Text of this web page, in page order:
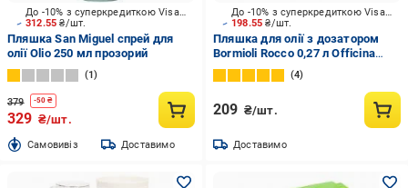
312.55₴/шт.
До -10% з суперкредиткою Visa Вигода
Пляшка San Miguel спрей для
олії Olio 250 мл прозорий
1
379 -50 ₴
329 ₴/шт.
Cамовивіз Доставимо
198.55₴/шт.
До -10% з суперкредиткою Visa Вигода
Пляшка для олії з дозатором
Bormioli Rocco 0,27 л Officina
1825
4
209 ₴/шт.
Доставимо